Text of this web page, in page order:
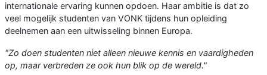
internationale ervaring kunnen opdoen. Haar ambitie is dat zo
veel mogelijk studenten van VONK tijdens hun opleiding
deelnemen aan een uitwisseling binnen Europa.
"Zo doen studenten niet alleen nieuwe kennis en vaardigheden
op, maar verbreden ze ook hun blik op de wereld."